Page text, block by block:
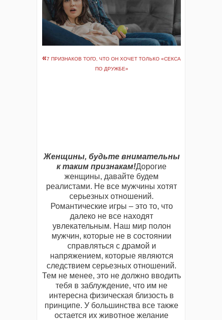
«7 ПРИЗНАКОВ ТОГО, ЧТО ОН ХОЧЕТ ТОЛЬКО «CЕКСА
ПО ДРУЖБЕ»
Женщины, будьте внимательны
к таким признакам!Дорогие
женщины, давайте будем
реалистами. Не все мужчины хотят
серьезных отношений.
Романтические игры – это то, что
далеко не все находят
увлекательным. Наш мир полон
мужчин, которые не в состоянии
справляться с драмой и
напряжением, которые являются
следствием серьезных отношений.
Тем не менее, это не должно вводить
тебя в заблуждение, что им не
интересна физическая близость в
принципе. У большинства все также
остается их животное желание